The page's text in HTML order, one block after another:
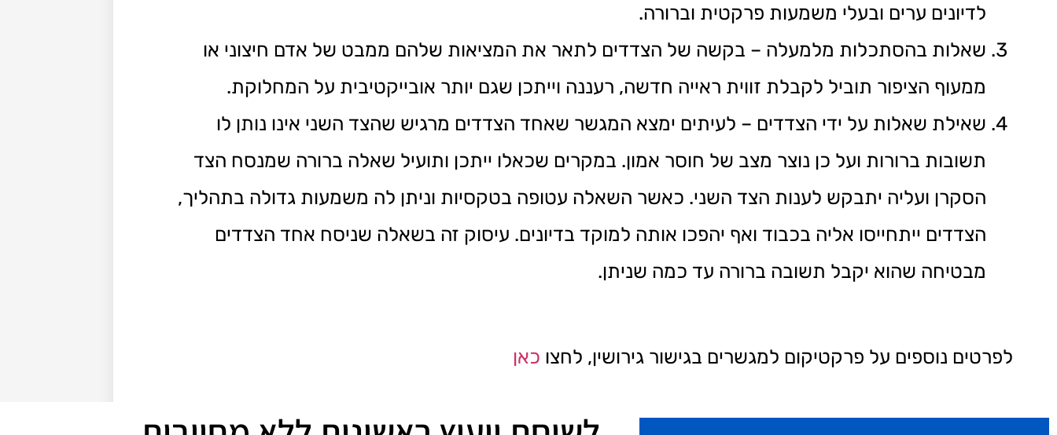
לדיונים ערים ובעלי משמעות פרקטית וברורה.
שאלות בהסתכלות מלמעלה – בקשה של הצדדים לתאר את המציאות שלהם ממבט של אדם חיצוני או
ממעוף הציפור תוביל לקבלת זווית ראייה חדשה, רעננה וייתכן שגם יותר אובייקטיבית על המחלוקת.
שאילת שאלות על ידי הצדדים – לעיתים ימצא המגשר שאחד הצדדים מרגיש שהצד השני אינו נותן לו
תשובות ברורות ועל כן נוצר מצב של חוסר אמון. במקרים שכאלו ייתכן ותועיל שאלה ברורה שמנסח הצד
הסקרן ועליה יתבקש לענות הצד השני. כאשר השאלה עטופה בטקסיות וניתן לה משמעות גדולה בתהליך,
הצדדים ייתחייסו אליה בכבוד ואף יהפכו אותה למוקד בדיונים. עיסוק זה בשאלה שניסח אחד הצדדים
מבטיחה שהוא יקבל תשובה ברורה עד כמה שניתן.
לפרטים נוספים על פרקטיקום למגשרים בגישור גירושין, לחצו כאן